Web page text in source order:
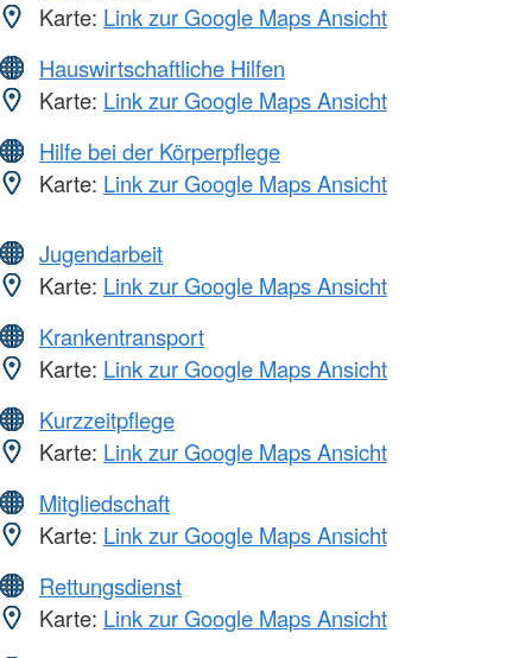
Karte: Link zur Google Maps Ansicht
Hauswirtschaftliche Hilfen
Karte: Link zur Google Maps Ansicht
Hilfe bei der Körperpflege
Karte: Link zur Google Maps Ansicht
Jugendarbeit
Karte: Link zur Google Maps Ansicht
Krankentransport
Karte: Link zur Google Maps Ansicht
Kurzzeitpflege
Karte: Link zur Google Maps Ansicht
Mitgliedschaft
Karte: Link zur Google Maps Ansicht
Rettungsdienst
Karte: Link zur Google Maps Ansicht